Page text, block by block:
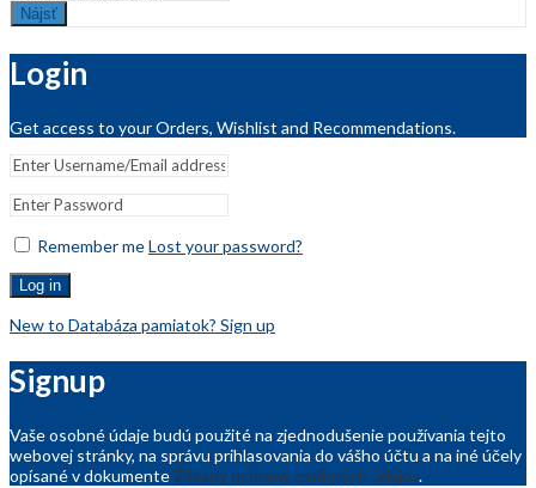
Nájsť
Login
Get access to your Orders, Wishlist and Recommendations.
Remember meLost your password?
Log in
New to Databáza pamiatok? Sign up
Signup
Vaše osobné údaje budú použité na zjednodušenie používania tejto
webovej stránky, na správu prihlasovania do vášho účtu a na iné účely
opísané v dokumente Zásady ochrany osobných údajov.